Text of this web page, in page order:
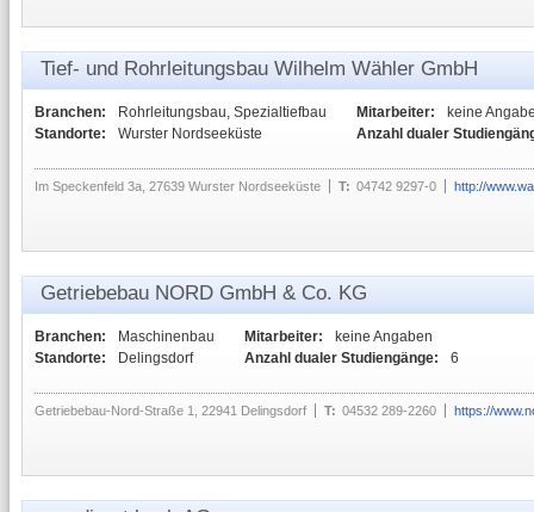
Tief- und Rohrleitungsbau Wilhelm Wähler GmbH
Branchen:
Rohrleitungsbau, Spezialtiefbau
Standorte:
Wurster Nordseeküste
Mitarbeiter:
keine
Anzahl dualer
Im Speckenfeld 3a, 27639 Wurster Nordseeküste T: 04742 9297-0 http://
Getriebebau NORD GmbH & Co. KG
Branchen:
Maschinenbau
Standorte:
Delingsdorf
Mitarbeiter:
keine Angaben
Anzahl dualer Studiengänge:
6
Getriebebau-Nord-Straße 1, 22941 Delingsdorf T: 04532 289-2260 https://